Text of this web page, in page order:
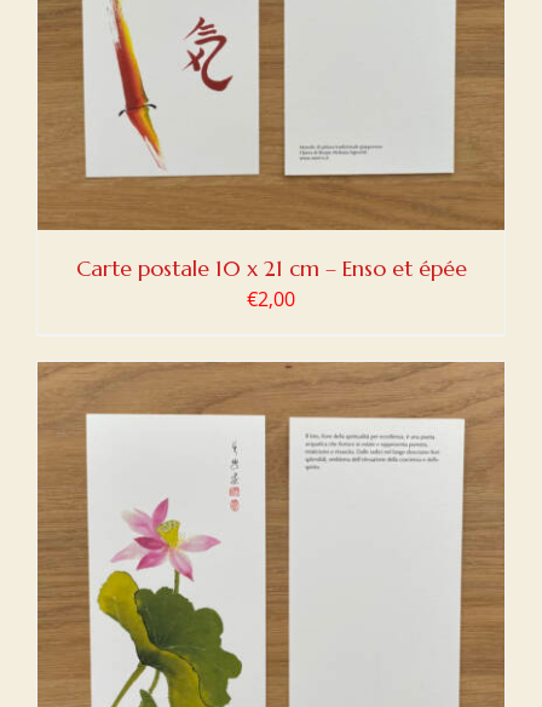
Carte postale 10 x 21 cm – Enso et épée
€2,00